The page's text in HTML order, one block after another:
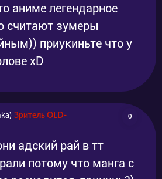
аниме легендарное
считают зумеры
приукиньте что у
xD
Зритель OLD-
0
адский рай в тт
потому что манга с